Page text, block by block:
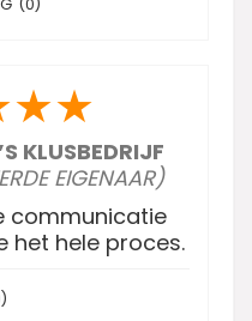
★★
KLUSBEDRIJF
EIGENAAR)
communicatie
het hele proces.
)